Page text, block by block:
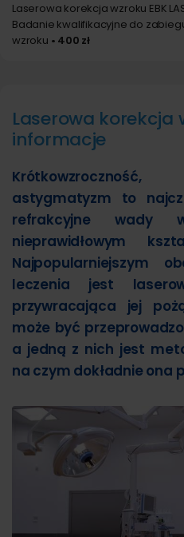
Laserowa korekcja wzroku EBK
Badanie kwalifikacyjne do
wzroku • 400 zł
Laserowa korekcja
informacje
astygmatyzm to
refrakcyjne wady
nieprawidłowym
Najpopularniejszym
leczenia jest
przywracająca jej
może być
a jedną z nich jest
na czym dokładnie ona